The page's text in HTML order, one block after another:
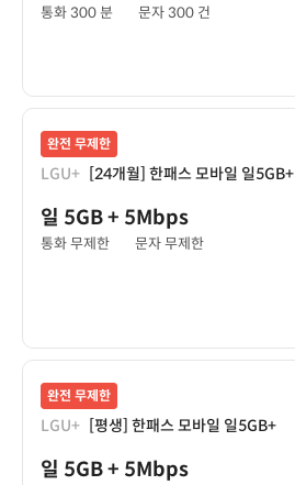
통화 300 분 문자 300 건
완전 무제한
LGU+ [24개월] 한패스 모바일 일5GB+
일 5GB+ 5Mbps
통화 무제한 문자 무제한
완전 무제한
LGU+ [평생] 한패스 모바일 일5GB+
일 5GB+ 5Mbps